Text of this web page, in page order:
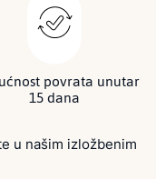
povrata unutar
15 dana
u našim izložbenim